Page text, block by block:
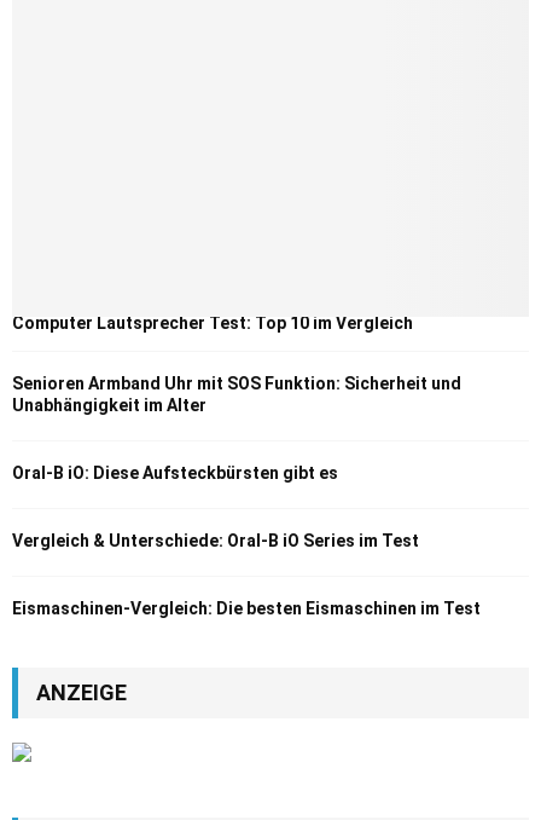
Computer Lautsprecher Test: Top 10 im Vergleich
Senioren Armband Uhr mit SOS Funktion: Sicherheit und
Unabhängigkeit im Alter
Oral-B iO: Diese Aufsteckbürsten gibt es
Vergleich & Unterschiede: Oral-B iO Series im Test
Eismaschinen-Vergleich: Die besten Eismaschinen im Test
ANZEIGE